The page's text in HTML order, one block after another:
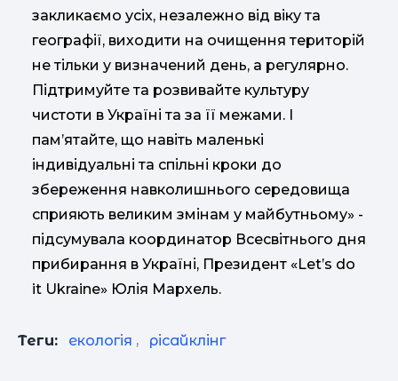
закликаємо усіх, незалежно від віку та
географії, виходити на очищення територій
не тільки у визначений день, а регулярно.
Підтримуйте та розвивайте культуру
чистоти в Україні та за її межами. І
пам’ятайте, що навіть маленькі
індивідуальні та спільні кроки до
збереження навколишнього середовища
сприяють великим змінам у майбутньому» -
підсумувала координатор Всесвітнього дня
прибирання в Україні, Президент «Let’s do
it Ukraine» Юлія Мархель.
Теги: екологія , рісайклінг